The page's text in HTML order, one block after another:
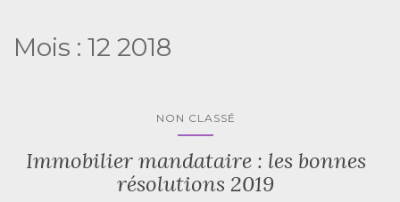
Mois : 12 2018
NON CLASSÉ
Immobilier mandataire : les bonnes
résolutions 2019